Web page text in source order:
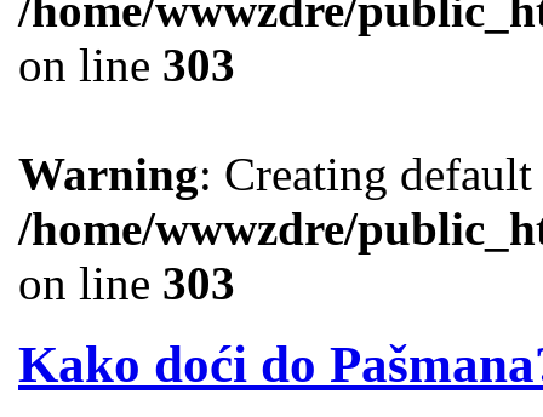
on line 303
Warning: Creating
/home/wwwzdre/
on line 303
Kako doći do